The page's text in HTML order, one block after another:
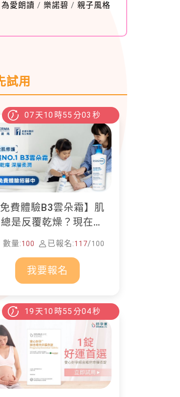
為愛朗讀 / 樂諾碧 / 親子風格
試用
07 天10 時55 分01 秒
免費體驗B3雲朵霜】肌
是反覆乾燥？現在就
入貝膚黛瑪修護體驗計
畫！
數量:100 已報名:117/100
我要報名
19 天10 時55 分02秒